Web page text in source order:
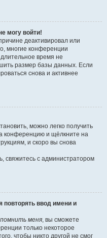
могу войти!
деактивировал или
многие конференции
время не
размер базы данных. Если
снова и активнее
можно легко получить
конференцию и щёлкните на
и скоро вы снова
свяжитесь с администратором
повторять ввод имени и
меня, вы сможете
только некоторое
чтобы никто другой не смог